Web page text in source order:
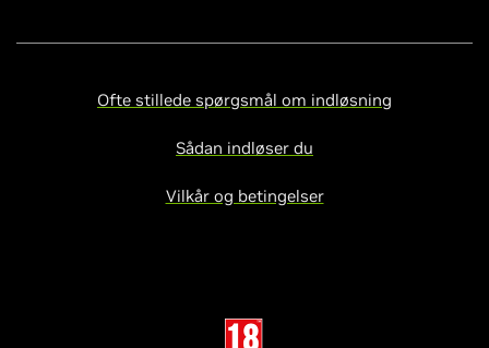
Ofte stillede spørgsmål om indløsning
Sådan indløser du
Vilkår og betingelser